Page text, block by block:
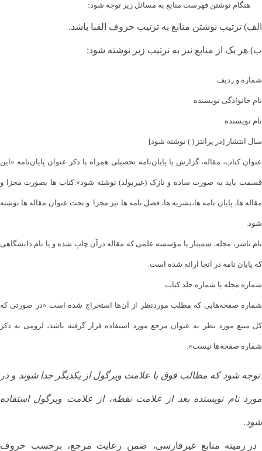
هنگام نوشتن فهرست منابع به مسائل زیر توجه شود:
الف) ترتیب نوشتن منابع به ترتیب حروف الفبا باشد.
ب) هر یک از منابع نیز به ترتیب زیر نوشته شود:
شماره و ردیف
نام خانوادگی نویسنده
نام نویسنده
سال انتشار [در پرانتز ( ) نوشته شود]
عنوان کتاب، مقاله، گزارش یا پایان‌نامه تحصیلی همراه با ذکر عنوان پایان‌نامه «این
قسمت باید به صورت ساده و نازک (غیربولد) نوشته شود».کتاب ها بصورت مجزا و
مقاله ها، پایان نامه ها،نشریه ها، فصل نامه ها نیز مجزا و تحت عنوان مقاله ها نوشته
شود.
نام ناشر، مجله، سمینار یا مؤسسه علمی که مقاله درآن چاپ شده و یا نام دانشگاهی
که پایان نامه در آنجا ارائه شده است.
شماره مجله یا شماره جلد کتاب.
شماره صفحه‌هایی که مطلب موردنظر از آن‌ها استخراج شده است «در صورتی که
کل منبع مورد نظر به عنوان مرجع مورد استفاده قرار گرفته باشد، لزومی به ذکر
شماره صفحه‌ها نیست».
توجه شود که مطالب فوق با علامت ویرگول از یکدیگر جدا شوند و در
مورد نام نویسنده بعد از علامت نقطه، از علامت ویرگول استفاده
شود.
در زمینه منابع غیرفارسی، ضمن رعایت مرجع، برحسب حروف‌